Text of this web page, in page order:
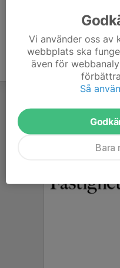
Vi använder oss
webbplats ska
även för
Så
Bara